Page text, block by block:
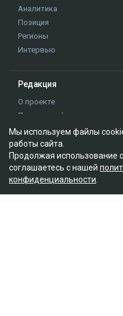
Аналитика
Позиция
Регионы
Интервью
Редакция
О проекте
Правила сайта
Реклама на сайте
Контакты
Редакционная политика
Мы используем файлы
работы сайта.
Продолжая использование
соглашаетесь с нашей
конфиденциальности